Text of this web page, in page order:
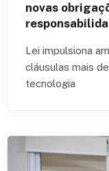
novas
Lei impulsiona
cláusulas mais
tecnologia